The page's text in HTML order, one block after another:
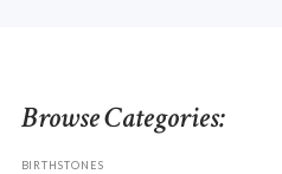
Browse Categories:
BIRTHSTONES